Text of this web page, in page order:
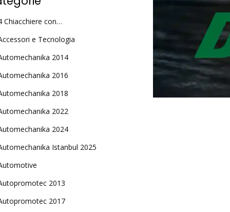
Chiacchiere con…
e Tecnologia
2014
2016
2018
2022
2024
Istanbul 2025
2013
2017